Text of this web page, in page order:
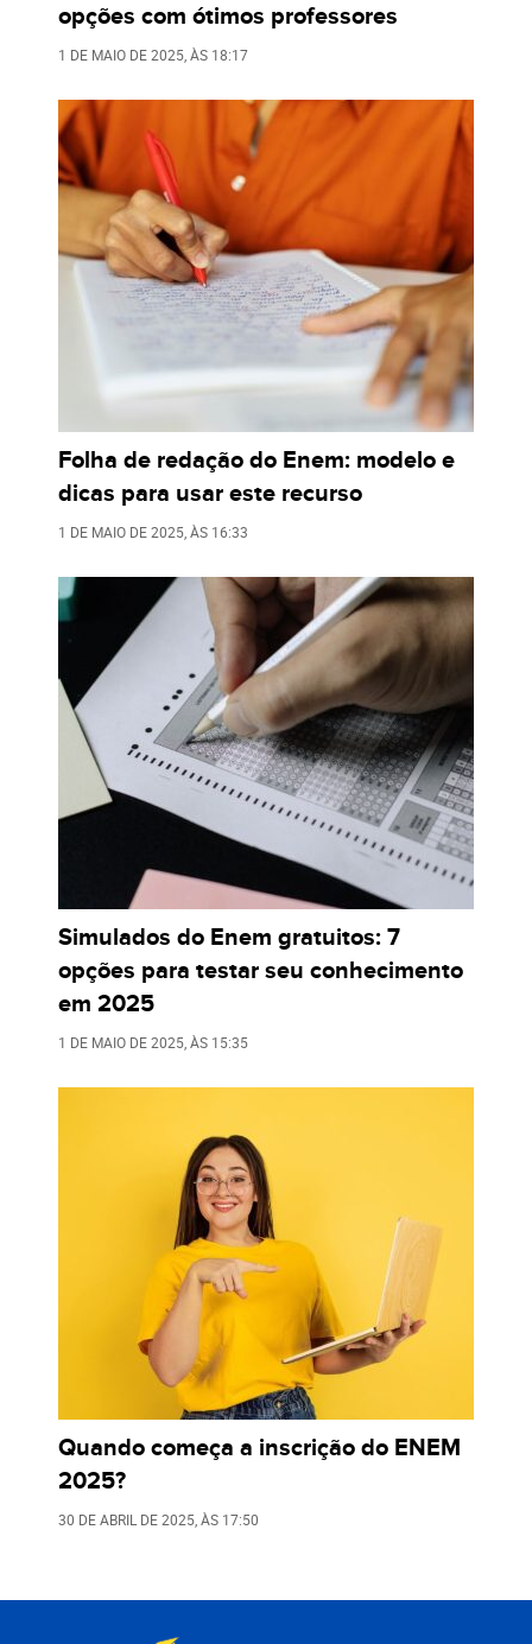
opções com ótimos professores
1 DE MAIO DE 2025, ÀS 18:17
Folha de redação do Enem: modelo e
dicas para usar este recurso
1 DE MAIO DE 2025, ÀS 16:33
Simulados do Enem gratuitos: 7
opções para testar seu conhecimento
em 2025
1 DE MAIO DE 2025, ÀS 15:35
Quando começa a inscrição do ENEM
2025?
30 DE ABRIL DE 2025, ÀS 17:50